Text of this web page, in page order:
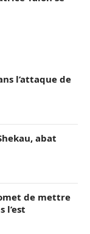
l’attaque de
abat
de mettre
l’est